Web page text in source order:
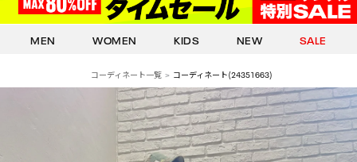
MEN WOMEN KIDS NEW SALE
コーディネート一覧 コーディネート(24351663)